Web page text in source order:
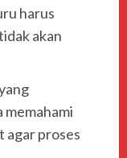
harus
akan
memahami
agar proses